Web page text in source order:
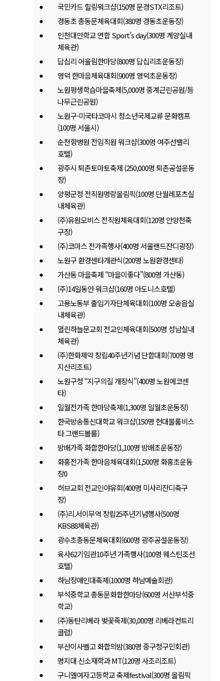
국민카드 힐링워크샵(150명 문경STX리조트)
경동초 총동문체육대회(380명 경동초운동장)
인천대안학교 연합 Sport’s day(300명 계양실내
체육관)
답십리 어울림한마당(800명 답십리초운동장)
영덕 한마음체육대회(900명 영덕초운동장)
노원평생학습마을축제(5,000명 중계근린공원/등
나무근린공원)
노원구-미국타코마시 청소년국제교류 문화캠프
(100명 서울시)
순천향병원 전임직원 워크샵(300명 여주선밸리
호텔)
광주시 퇴촌토마토축제 (250,000명 퇴촌공설운동
장)
양평군청 전직원명랑올림픽(100명 단월레포츠실
내체육관)
(주)유원오비스 전직원체육대회(120명 안양천축
구장)
(주)코마스 전가족행사(400명 서울랜드잔디광장)
노원구 환경센타개관식(200명 노원환경센타)
가산동 마을축제 “마을이좋다”(800명 가산동)
(주)14일동안 워크샵(160명 아도니스호텔)
고용노동부 출입기자단체육대회(100명 오송읍실
내체육관)
열린하늘문교회 전교인체육대회(500명 성남실내
체육관)
(주)한화제약 창립40주년기념 단합대회(700명 명
지산리조트)
노원구청 “지구의길 개장식”(400명 노원에코센
타)
일월전가족 한마당축제(1,300명 일월초운동장)
한국방송통신대학교 워크샵(150명 현대불룸비스
타 그랜드볼룸)
방배가족 화합한마당(1,100명 방배초운동장)
화홍전가족 한마음체육대회(1,500명 화홍초운동
장0
허브교회 전교인야유회(400명 미사리잔디축구
장)
(주)리.서이무역 창립25주년기념행사(500명
KBS88체육관)
광수초총동문체육대회(600명 광주공설운동장)
육사62기임관10주년 가족행사(100명 웨스틴조선
호텔)
하남장애인대축제(1000명 하남예술회관)
부석중학교 총동문화합한마당(600명 서산부석중
학교)
(주)동탄리베라 벚꽃죽제(30,000명 리베라컨트리
클럽)
부산이사벨고 화합의밤(380명 중구청구민회관)
명지대 신소재학과 MT(120명 사조리조트)
구니엘여자고등학교 축제festival(300명 올림픽